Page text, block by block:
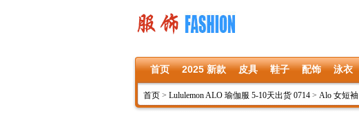
首页 2025 新款 皮具 鞋子 配饰 泳衣
首页 > Lululemon ALO 瑜伽服 5-10天出货 0714 > Alo 女短袖